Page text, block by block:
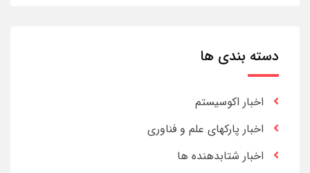
دسته بندی ها
اخبار اکوسیستم
اخبار پارکهای علم و فناوری
اخبار شتابدهنده ها